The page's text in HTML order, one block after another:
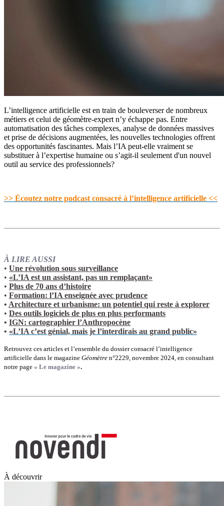
L’intelligence artificielle est en train de bouleverser de nombreux
métiers et celui de géomètre-expert n’y échappe pas. Entre
automatisation des tâches complexes, analyse de données massives
et prise de décisions augmentées, les nouvelles technologies offrent
des opportunités fascinantes. Mais l’IA peut-elle vraiment se
substituer à l’expertise humaine ou s’agit-il seulement d'un nouvel
outil au service des professionnels?
>> Écoutez notre podcast consacré à l’intelligence artificielle <<
À LIRE AUSSI
• Une révolution sous surveillance
• «L’IA est un assistant, pas un remplaçant»
• Plus de 70 ans d’histoire
• Formation: l’IA enseignée avec prudence
• Architecture et urbanisme: un potentiel qui reste à explorer
• Des outils logiciels de plus en plus performants
• IGN: cartographier l’Anthropocène
• «L’IA c’est génial, mais je l’interdirais au grand public»
Retrouvez ces articles et l’ensemble du dossier consacré l’intelligence
artificielle dans le magazine Géomètre n°2229, novembre 2024, en consultant
notre page « Le magazine ».
À découvrir